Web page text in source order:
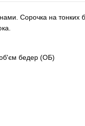
Сорочка на тонких
об'єм бедер (ОБ)